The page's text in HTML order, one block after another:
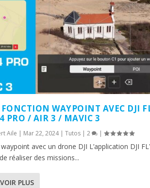
WAYPOINT AVEC DJI
PRO / AIR 3 / MAVIC 3
Aile | Mar 22, 2024|Tutos |2 |
avec un drone DJI L’application DJI
réaliser des missions...
PLUS